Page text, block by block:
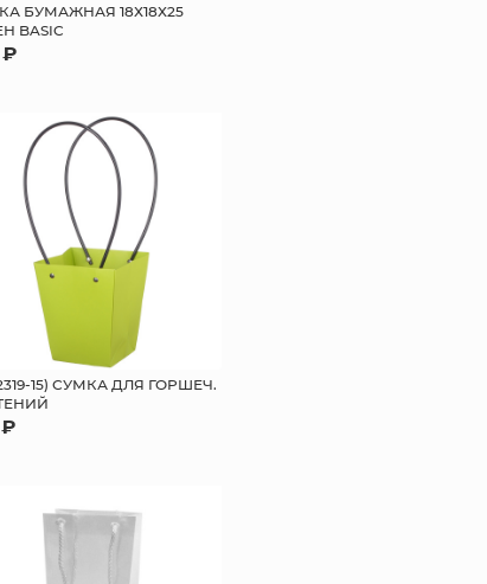
БУМАЖНАЯ 18Х18Х25
BASIC
₽
15) СУМКА ДЛЯ ГОРШЕЧ.
₽